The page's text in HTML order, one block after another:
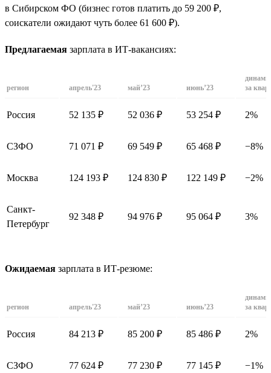
в Сибирском ФО (бизнес готов платить до 59 200 ₽,
соискатели ожидают чуть более 61 600 ₽).
Предлагаемая зарплата в ИТ-вакансиях:
регион апрель'23 май’23 июнь’23
за
Россия 52 135 ₽ 52 036 ₽ 53 254 ₽ 2%
СЗФО 71 071 ₽ 69 549 ₽ 65 468 ₽ −8%
Москва 124 193 ₽ 124 830 ₽ 122 149 ₽ −2%
Санкт-
Петербург
92 348 ₽ 94 976 ₽ 95 064 ₽ 3%
Ожидаемая зарплата в ИТ-резюме:
регион апрель'23 май’23 июнь’23
за
Россия 84 213 ₽ 85 200 ₽ 85 486 ₽ 2%
СЗФО 77 624 ₽ 77 230 ₽ 77 145 ₽ −1%